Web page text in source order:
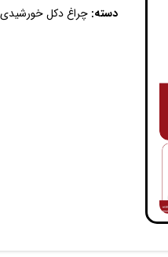
دسته: چراغ دکل خورشیدی